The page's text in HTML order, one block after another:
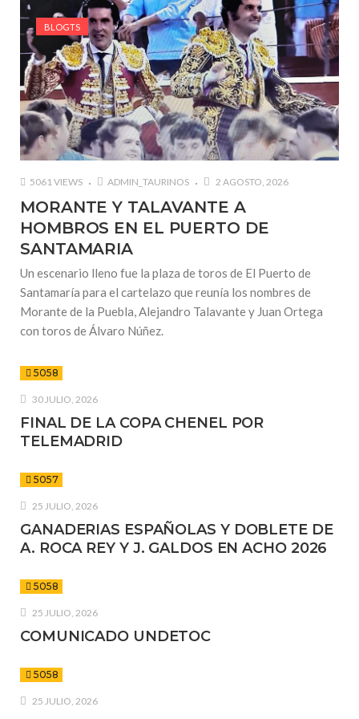
BLOGTS
5061 VIEWS ADMIN_TAURINOS 2 AGOSTO, 2026
MORANTE Y TALAVANTE A
HOMBROS EN EL PUERTO DE
SANTAMARIA
Un escenario lleno fue la plaza de toros de El Puerto de
Santamaría para el cartelazo que reunía los nombres de
Morante de la Puebla, Alejandro Talavante y Juan Ortega
con toros de Álvaro Núñez.
5058
30 JULIO, 2026
FINAL DE LA COPA CHENEL POR
TELEMADRID
5057
25 JULIO, 2026
GANADERIAS ESPAÑOLAS Y DOBLETE DE
A. ROCA REY Y J. GALDOS EN ACHO 2026
5058
25 JULIO, 2026
COMUNICADO UNDETOC
5058
25 JULIO, 2026